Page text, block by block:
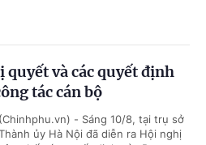
quyết và các quyết định
tác cán bộ
(Chinhphu.vn) - Sáng 10/8, tại trụ sở
ủy Hà Nội đã diễn ra Hội nghị